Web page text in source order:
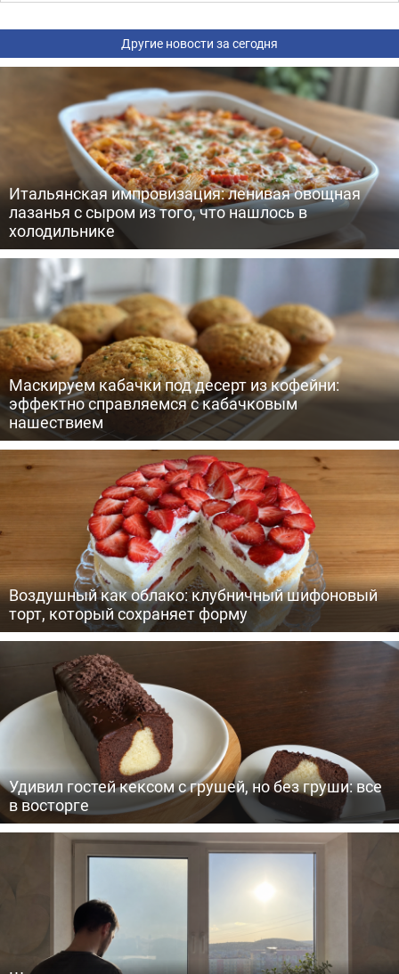
Другие новости за сегодня
Итальянская импровизация: ленивая овощная
лазанья с сыром из того, что нашлось в
холодильнике
Маскируем кабачки под десерт из кофейни:
эффектно справляемся с кабачковым
нашествием
Воздушный как облако: клубничный шифоновый
торт, который сохраняет форму
Удивил гостей кексом с грушей, но без груши: все
в восторге